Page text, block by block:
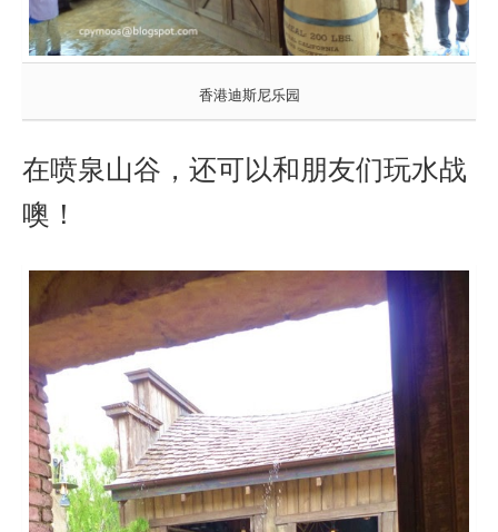
香港迪斯尼乐园
在喷泉山谷，还可以和朋友们玩水战
噢！